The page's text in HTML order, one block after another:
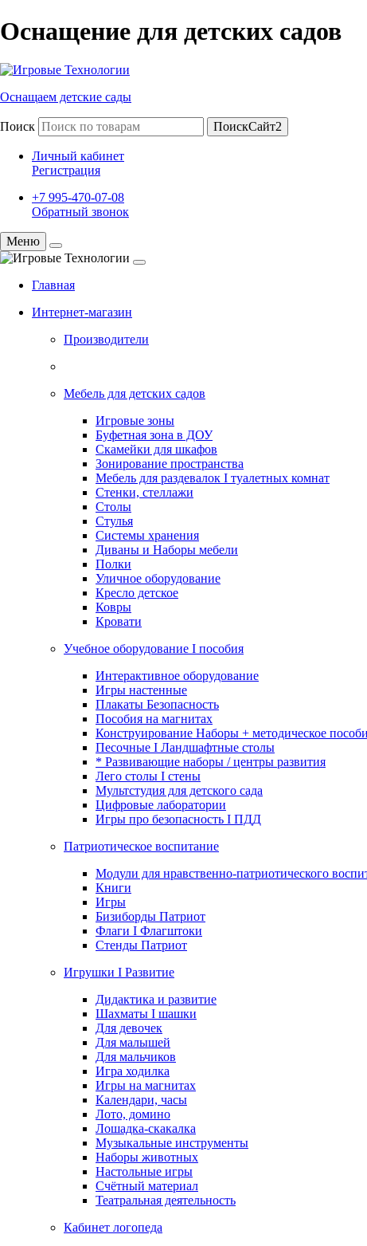
Оснащение для детских садов
Оснащаем детские сады
Поиск ПоискСайт2
Личный кабинет
Регистрация
+7 995-470-07-08
Обратный звонок
Меню
Главная
Интернет-магазин
Производители
Мебель для детских садов
Игровые зоны
Буфетная зона в ДОУ
Скамейки для шкафов
Зонирование пространства
Мебель для раздевалок I туалетных комнат
Стенки, стеллажи
Столы
Стулья
Системы хранения
Диваны и Наборы мебели
Полки
Уличное оборудование
Кресло детское
Ковры
Кровати
Учебное оборудование I пособия
Интерактивное оборудование
Игры настенные
Плакаты Безопасность
Пособия на магнитах
Конструирование Наборы + методическое
Песочные I Ландшафтные столы
* Развивающие наборы / центры развития
Лего столы I стены
Мультстудия для детского сада
Цифровые лаборатории
Игры про безопасность I ПДД
Патриотическое воспитание
Модули для нравственно-патриотического
Книги
Игры
Бизиборды Патриот
Флаги I Флагштоки
Стенды Патриот
Игрушки I Развитие
Дидактика и развитие
Шахматы I шашки
Для девочек
Для малышей
Для мальчиков
Игра ходилка
Игры на магнитах
Календари, часы
Лото, домино
Лошадка-скакалка
Музыкальные инструменты
Наборы животных
Настольные игры
Счётный материал
Театральная деятельность
Кабинет логопеда